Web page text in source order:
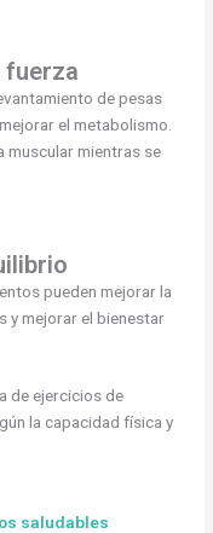
fuerza
de pesas
el metabolismo.
muscular mientras se
pueden mejorar la
y mejorar el bienestar
de ejercicios de
la capacidad física y
saludables